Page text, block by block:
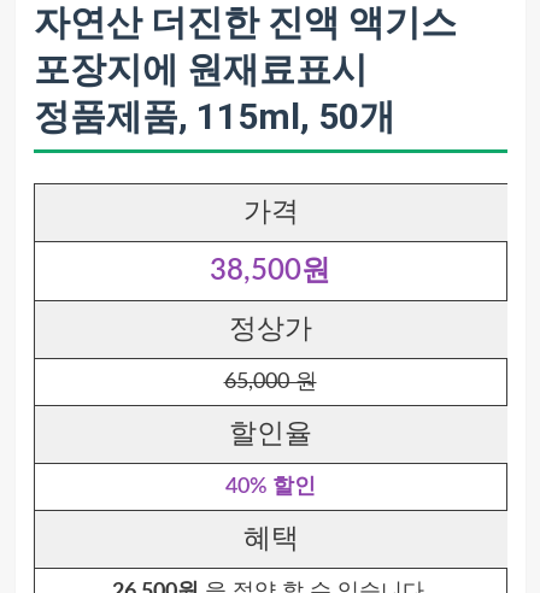
자연산 더진한 진액 액기스
포장지에 원재료표시
정품제품, 115ml, 50개
가격
38,500원
정상가
65,000 원
할인율
40% 할인
혜택